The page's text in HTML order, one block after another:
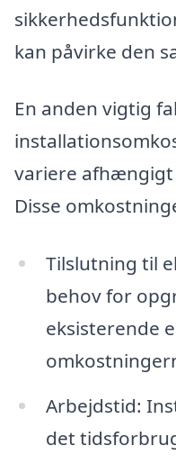
kan påvirke den
En anden vigtig
variere
Disse
Tilslutning til
behov for
eksisterende
Arbejdstid:
det